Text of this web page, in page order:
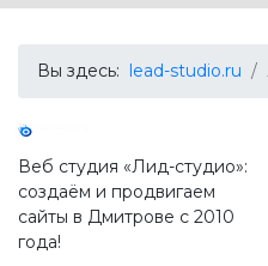
Вы здесь: lead-studio.ru
Веб студия «Лид-студио»:
создаём и продвигаем
сайты в Дмитрове с 2010
года!